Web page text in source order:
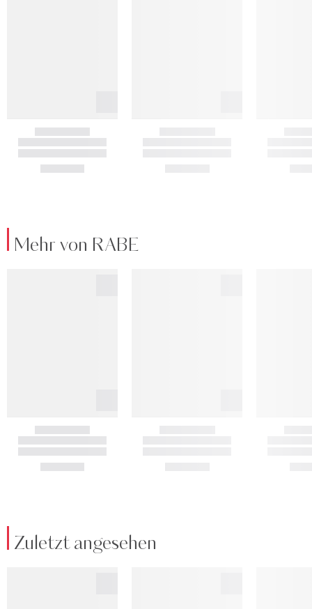
Mehr von RABE
Zuletzt angesehen